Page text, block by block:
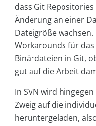
dass Git
Änderung an einer
Dateigröße wachsen.
Workarounds für
Binärdateien in Git,
gut auf die Arbeit
In SVN wird
Zweig auf die
heruntergeladen,